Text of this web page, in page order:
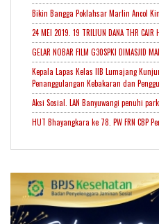
Bikin Bangga Poklahsar Marlin Ancol
24 MEI 2019. 19 TRILIUN DANA THR CAIR
GELAR NOBAR FILM G30SPKI DIMASJID
Kepala Lapas Kelas IIB Lumajang
Penanggulangan Kebakaran dan
Aksi Sosial. LAN Banyuwangi penuhi
HUT Bhayangkara ke 78. PW FRN CBP